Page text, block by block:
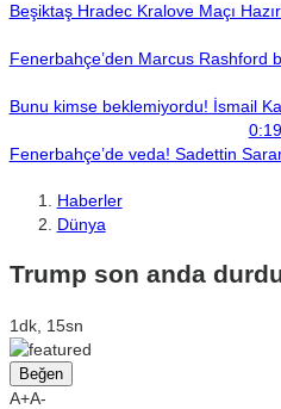
Beşiktaş Hradec Kralove Maçı
Fenerbahçe’den Marcus Rashford
Bunu kimse beklemiyordu! İsmail
0:19
Fenerbahçe’de veda! Sadettin
Haberler
Dünya
Trump son anda
1dk, 15sn
Beğen
A+A-